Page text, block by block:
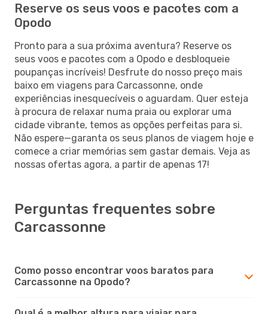
Reserve os seus voos e pacotes com a
Opodo
Pronto para a sua próxima aventura? Reserve os
seus voos e pacotes com a Opodo e desbloqueie
poupanças incríveis! Desfrute do nosso preço mais
baixo em viagens para Carcassonne, onde
experiências inesquecíveis o aguardam. Quer esteja
à procura de relaxar numa praia ou explorar uma
cidade vibrante, temos as opções perfeitas para si.
Não espere—garanta os seus planos de viagem hoje e
comece a criar memórias sem gastar demais. Veja as
nossas ofertas agora, a partir de apenas 17!
Perguntas frequentes sobre
Carcassonne
Como posso encontrar voos baratos para
Carcassonne na Opodo?